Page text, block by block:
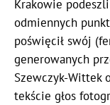
Krakowie
odmiennych
poświęcił swój
generowanych
Szewczyk-Wittek
tekście głos